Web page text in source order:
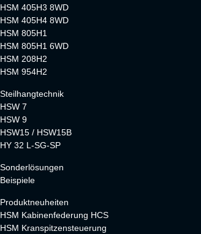
HSM 405H3 8WD
HSM 405H4 8WD
HSM 805H1
HSM 805H1 6WD
HSM 208H2
HSM 954H2
Steilhangtechnik
HSW 7
HSW 9
HSW15 / HSW15B
HY 32 L-SG-SP
Sonderlösungen
Beispiele
Produktneuheiten
HSM Kabinenfederung HCS
HSM Kranspitzensteuerung